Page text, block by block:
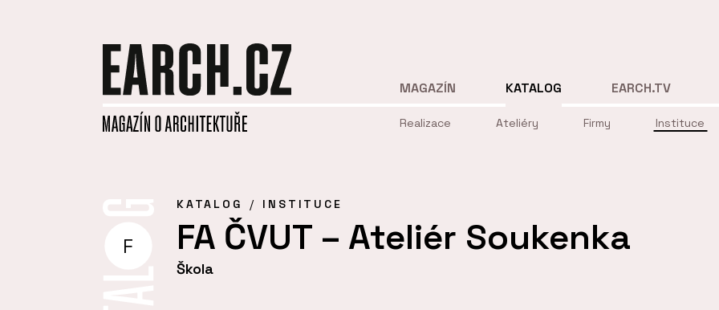
MAGAZÍN KATALOG
Realizace Ateliéry Firmy Instituce
EARCH.TV
F
KATALOG INSTITUCE
FA ČVUT – Ateliér Soukenka
Škola